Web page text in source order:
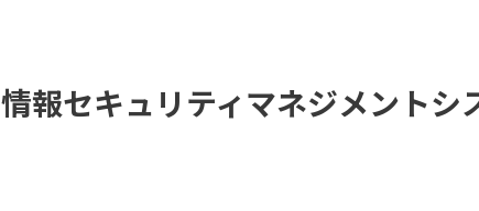
情報セキュリティマネジメントシ